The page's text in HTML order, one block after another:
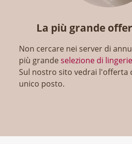
La più grande
Non cercare nei server di
più grandeselezione di
Sul nostro sito vedrai l'offerta
unico posto.